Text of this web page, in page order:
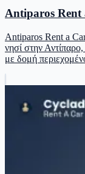
Antiparos Rent
Antiparos Rent a
νησί στην
με δομή